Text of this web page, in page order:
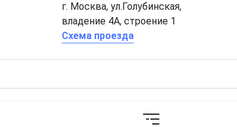
г. Москва, ул.Голубинская,
владение 4А, строение 1
Схема проезда